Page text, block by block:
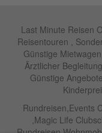
Last Minute Reisen
Reisentouren ,
Günstige
Ärztlicher
Günstige
Rundreisen,Events
,Magic Life